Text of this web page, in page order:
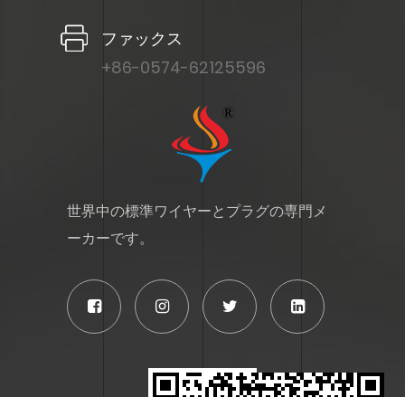
ファックス
+86-0574-62125596
世界中の標準ワイヤーとプラグの専門メ
ーカーです。